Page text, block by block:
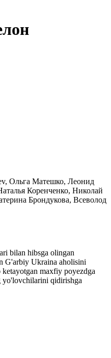
Ольга Матешко, Леонид
Коренченко, Николай
Брондукова, Всеволод
bilan hibsga olingan
G'arbiy Ukraina aholisini
maxfiy poyezdga
yo'lovchilarini qidirishga